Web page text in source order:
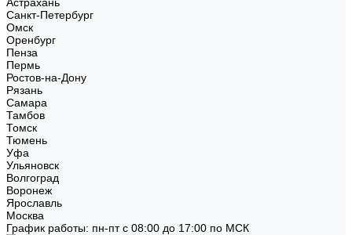
Санкт-Петербург
Омск
Оренбург
Пенза
Пермь
Ростов-на-Дону
Рязань
Самара
Тамбов
Томск
Тюмень
Уфа
Ульяновск
Волгоград
Воронеж
Ярославль
Москва
График работы: пн-пт с 08:00 до 17:00 по МСК